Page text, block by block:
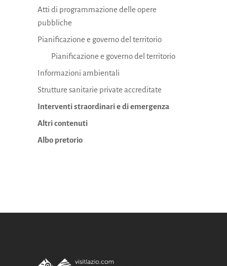
Atti di programmazione delle opere
pubbliche
Pianificazione e governo del territorio
Pianificazione e governo del territorio
Informazioni ambientali
Strutture sanitarie private accreditate
Interventi straordinari e di emergenza
Altri contenuti
Albo pretorio